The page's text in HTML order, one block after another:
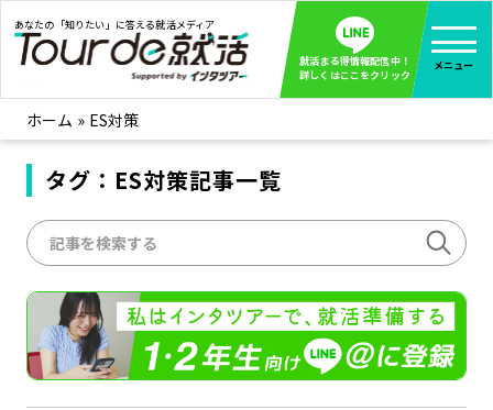
あなたの「知りたい」に答える就活メディア
就活まる得情報配信中！
詳しくはここをクリック
メニュー
就活ノウハウ 全て見る
企業まる見え！特捜部
みんなが知らない企業の裏側を徹底調査！
インタツアー活動レポ 全て見る
インタツアーを使ってどうだった？OBOG成功談
社会人インタビュー 全て見る
社会人になった今、就活を振り返ってみた
学生就活ブログ 全て見る
ホーム » ES対策
タグ：ES対策記事一覧